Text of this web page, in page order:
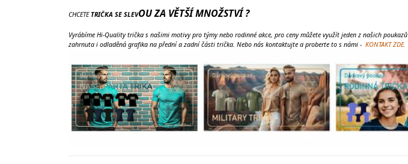
CHCETE TRIČKA SE SLEVOU ZA VĚTŠÍ MNOŽSTVÍ ?
Vyrábíme Hi-Quality trička s našimi motivy pro týmy nebo rodinné akce, pro ceny můžete využít jeden z našich
zahrnuta i odladěná grafika na přední a zadní části trička. Nebo nás kontaktujte a proberte to s námi - KONTAKT ZDE.